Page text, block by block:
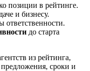
позиции в рейтинге.
и бизнесу.
ответственности.
до старта
из рейтинга,
сроки и